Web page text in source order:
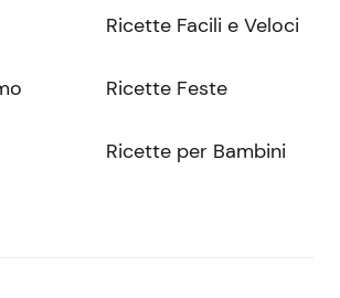
Ricette Facili e Veloci
Ricette Feste
Ricette per Bambini